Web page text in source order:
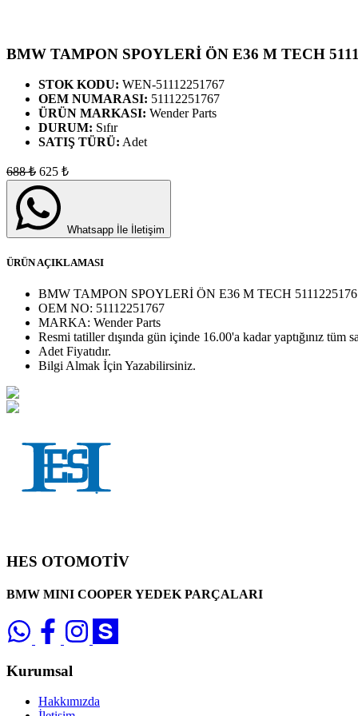
BMW TAMPON SPOYLERİ ÖN E36 M TECH
STOK KODU: WEN-51112251767
OEM NUMARASI: 51112251767
ÜRÜN MARKASI: Wender Parts
DURUM: Sıfır
SATIŞ TÜRÜ: Adet
688₺ 625 ₺
Whatsapp İle İletişim
ÜRÜN AÇIKLAMASI
BMW TAMPON SPOYLERİ ÖN E36 M TECH
OEM NO: 51112251767
MARKA: Wender Parts
Resmi tatiller dışında gün içinde 16.00'a kadar yaptığınız
Adet Fiyatıdır.
Bilgi Almak İçin Yazabilirsiniz.
HES OTOMOTİV
BMW MINI COOPER YEDEK PARÇALARI
Kurumsal
Hakkımızda